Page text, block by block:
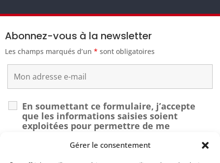
Gérer le consentement
Abonnez-vous à la newsletter
Les champs marqués d’un * sont obligatoires
En soumettant ce formulaire, j’accepte
que les informations saisies soient
exploitées pour permettre de me